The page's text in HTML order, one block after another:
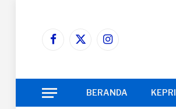
Facebook
X
Instagram
BERANDA KEPRI